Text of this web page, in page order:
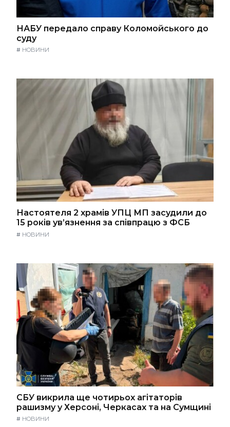
НАБУ передало справу Коломойського до
суду
# НОВИНИ
Настоятеля 2 храмів УПЦ МП засудили до
15 років ув’язнення за співпрацю з ФСБ
# НОВИНИ
СБУ викрила ще чотирьох агітаторів
рашизму у Херсоні, Черкасах та на Сумщині
# НОВИНИ